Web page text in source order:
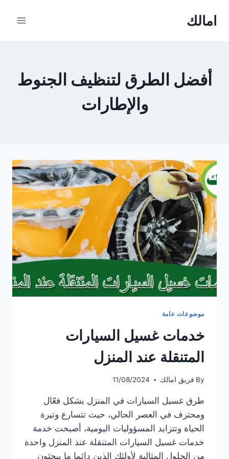
امالك
أفضل الطرق لتنظيف الجنوط
والإطارات
موضوعات عامة
خدمات غسيل السيارات
المتنقلة عند المنزل
By فريق امالك 11/08/2024
طرق غسيل السيارات في المنزل بشكل فعّال
ومحترف في العصر الحالي، حيث تتسارع وتيرة
الحياة وتتزايد المسؤوليات اليومية، أصبحت خدمة
خدمات غسيل السيارات المتنقلة عند المنزل واحدة
من الحلول المثالية لأولئك الذين دائما ما يبحثون